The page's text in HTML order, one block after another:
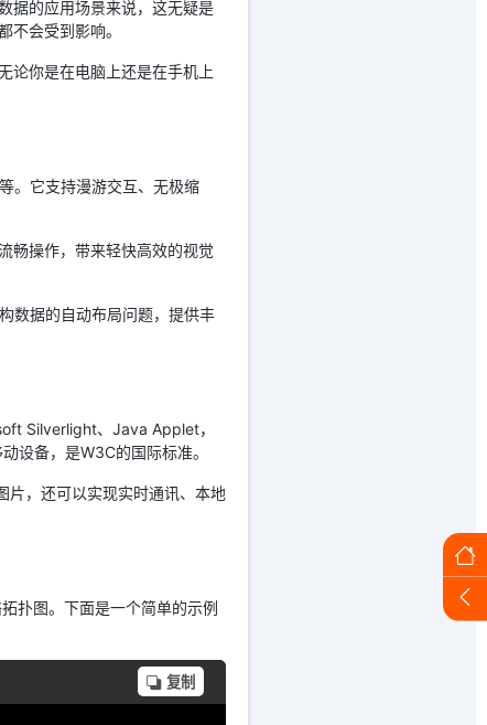
据的应用场景来说，这无疑是
会受到影响。
论你是在电脑上还是在手机上
。它支持漫游交互、无极缩
畅操作，带来轻快高效的视觉
数据的自动布局问题，提供丰
Silverlight、Java Applet，
设备，是W3C的国际标准。
片，还可以实现实时通讯、本地
扑图。下面是一个简单的示例
复制